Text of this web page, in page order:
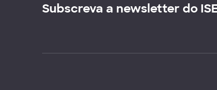
Subscreva a newsletter do